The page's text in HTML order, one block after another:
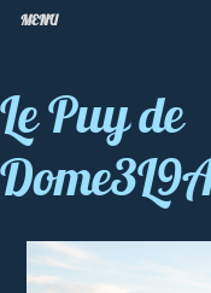
MENU
Le Puy de